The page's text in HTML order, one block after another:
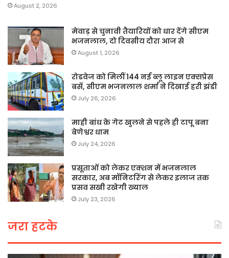
August 2, 2026
मेवाड़ से चुनावी तैयारियों को धार देंगे सीएम
भजनलाल, दो दिवसीय दौरा आज से
August 1, 2026
रोडवेज को मिलीं 144 नई ब्लू लाइन एक्सप्रेस
बसें, सीएम भजनलाल शर्मा ने दिखाई हरी झंडी
July 26, 2026
माही बांध के गेट खुलने से पहले ही टापू बना
बेणेश्वर धाम
July 24, 2026
प्रसूताओं को लेकर एक्शन में भजनलाल
सरकार, अब मॉनिटरिंग से लेकर इलाज तक
प्रसव सखी रखेगी ख्याल
July 23, 2026
जरा हटके